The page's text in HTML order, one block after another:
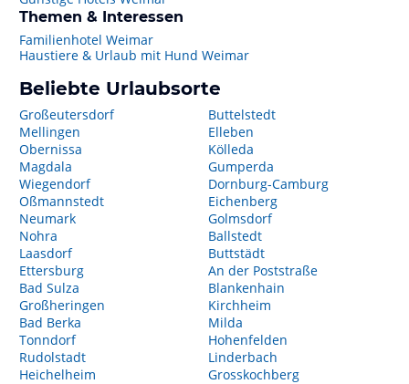
Themen & Interessen
Familienhotel Weimar
Haustiere & Urlaub mit Hund Weimar
Beliebte Urlaubsorte
Großeutersdorf
Mellingen
Obernissa
Magdala
Wiegendorf
Oßmannstedt
Neumark
Nohra
Laasdorf
Ettersburg
Bad Sulza
Großheringen
Bad Berka
Tonndorf
Rudolstadt
Heichelheim
Buttelstedt
Elleben
Kölleda
Gumperda
Dornburg-Camburg
Eichenberg
Golmsdorf
Ballstedt
Buttstädt
An der Poststraße
Blankenhain
Kirchheim
Milda
Hohenfelden
Linderbach
Grosskochberg